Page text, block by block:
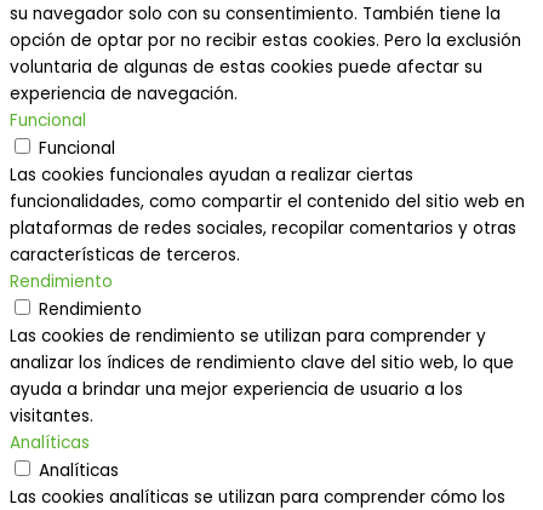
su navegador solo con su consentimiento. También tiene la
opción de optar por no recibir estas cookies. Pero la exclusión
voluntaria de algunas de estas cookies puede afectar su
experiencia de navegación.
Funcional
Funcional
Las cookies funcionales ayudan a realizar ciertas
funcionalidades, como compartir el contenido del sitio web en
plataformas de redes sociales, recopilar comentarios y otras
características de terceros.
Rendimiento
Rendimiento
Las cookies de rendimiento se utilizan para comprender y
analizar los índices de rendimiento clave del sitio web, lo que
ayuda a brindar una mejor experiencia de usuario a los
visitantes.
Analíticas
Analíticas
Las cookies analíticas se utilizan para comprender cómo los